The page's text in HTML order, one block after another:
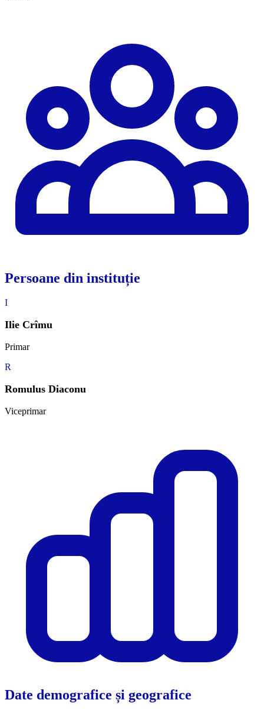
Persoane din instituție
I
Ilie Crîmu
Primar
R
Romulus Diaconu
Viceprimar
Date demografice și geografice